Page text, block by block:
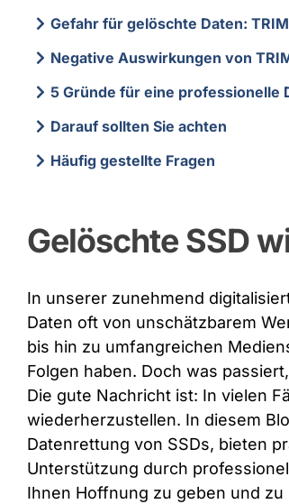
Gefahr für gelöschte Daten:
Negative Auswirkungen von
5 Gründe für eine professionelle
Darauf sollten Sie achten
Häufig gestellte Fragen
Gelöschte SSD
In unserer zunehmend
Daten oft von unschätzbarem
bis hin zu umfangreichen
Folgen haben. Doch was
Die gute Nachricht ist: In vielen
wiederherzustellen. In diesem
Datenrettung von SSDs, bieten
Unterstützung durch
Ihnen Hoffnung zu geben und